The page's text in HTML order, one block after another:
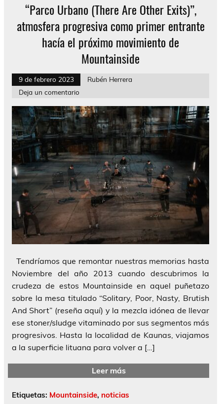
“Parco Urbano (There Are Other Exits)”,
atmosfera progresiva como primer entrante
hacía el próximo movimiento de
Mountainside
9 de febrero 2023
Rubén Herrera
Deja un comentario
Tendríamos que remontar nuestras memorias hasta
Noviembre del año 2013 cuando descubrimos la
crudeza de estos Mountainside en aquel puñetazo
sobre la mesa titulado “Solitary, Poor, Nasty, Brutish
And Short” (reseña aquí) y la mezcla idónea de llevar
ese stoner/sludge vitaminado por sus segmentos más
progresivos. Hasta la localidad de Kaunas, viajamos
a la superficie lituana para volver a […]
Leer más
Etiquetas: Mountainside, noticias